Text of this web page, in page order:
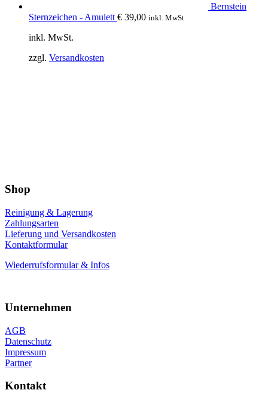
Bernstein
Sternzeichen - Amulett € 39,00 inkl. MwSt
inkl. MwSt.
zzgl. Versandkosten
Shop
Reinigung & Lagerung
Zahlungsarten
Lieferung und Versandkosten
Kontaktformular
Wiederrufsformular & Infos
Unternehmen
AGB
Datenschutz
Impressum
Partner
Kontakt